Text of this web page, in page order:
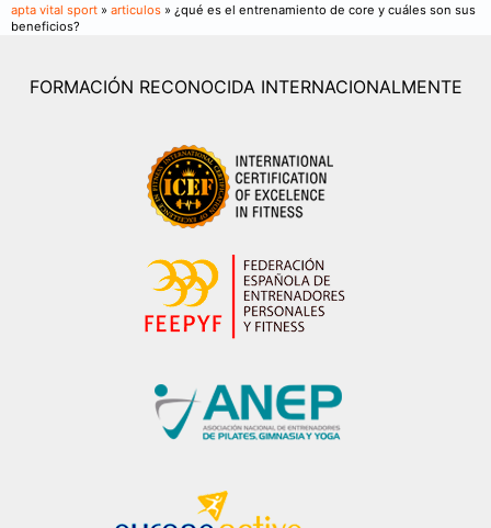
apta vital sport » articulos » ¿qué es el entrenamiento de core y cuáles son sus
beneficios?
FORMACIÓN RECONOCIDA INTERNACIONALMENTE